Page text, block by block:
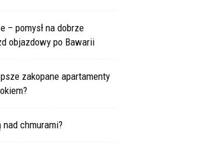
– pomysł na dobrze
objazdowy po Bawarii
zakopane apartamenty
chmurami?